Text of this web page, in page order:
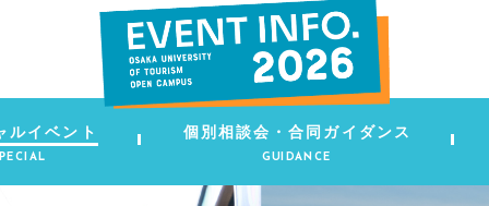
ルイベント 個別相談会・合同ガイダンス
GUIDANCE